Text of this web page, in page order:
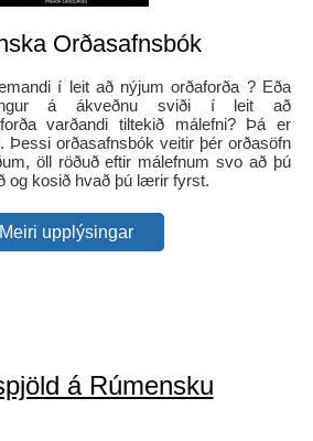
Orðasafnsbók
í leit að nýjum orðaforða ? Eða
á ákveðnu sviði í leit að
varðandi tiltekið málefni? Þá er
Þessi orðasafnsbók veitir þér orðasöfn
öll röðuð eftir málefnum svo að þú
og kosið hvað þú lærir fyrst.
Meiri upplýsingar
á Rúmensku